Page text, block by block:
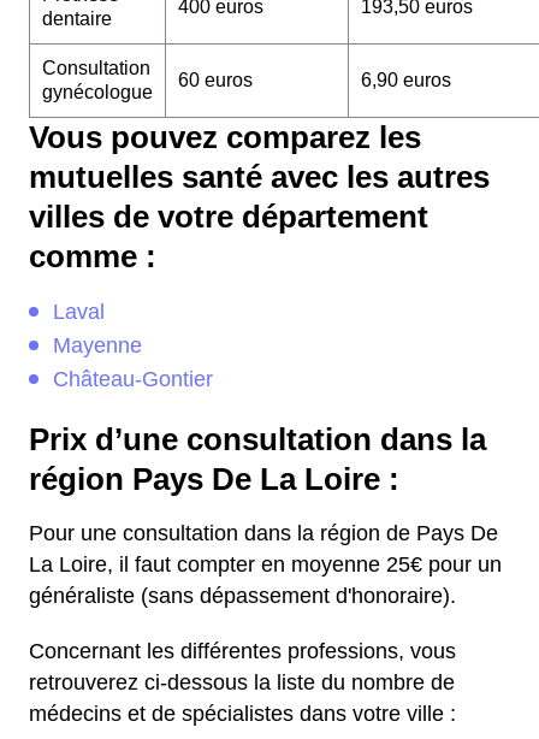
dentaire
400 euros 193,50 euros
Consultation
gynécologue
60 euros 6,90 euros
Vous pouvez comparez les
mutuelles santé avec les autres
villes de votre département
comme :
Laval
Mayenne
Château-Gontier
Prix d’une consultation dans la
région Pays De La Loire :
Pour une consultation dans la région de Pays De
La Loire, il faut compter en moyenne 25€ pour un
généraliste (sans dépassement d'honoraire).
Concernant les différentes professions, vous
retrouverez ci-dessous la liste du nombre de
médecins et de spécialistes dans votre ville :